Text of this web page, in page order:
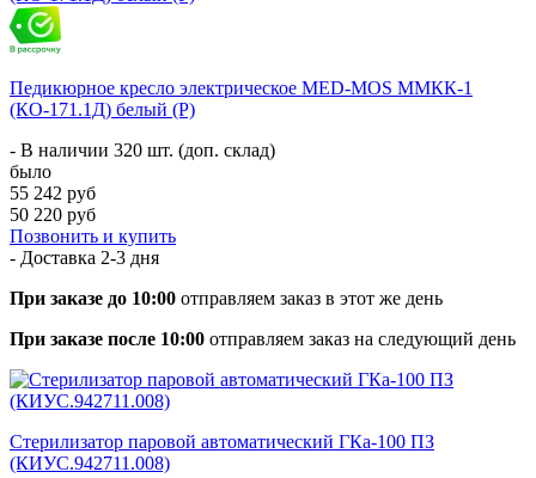
Педикюрное кресло электрическое MED-MOS ММКК-1
(КО-171.1Д) белый (Р)
- В наличии 320 шт. (доп. склад)
было
55 242 руб
50 220 руб
Позвонить и купить
- Доставка 2-3 дня
При заказе до 10:00 отправляем заказ в этот же день
При заказе после 10:00 отправляем заказ на следующий день
Стерилизатор паровой автоматический ГКа-100 ПЗ
(КИУС.942711.008)